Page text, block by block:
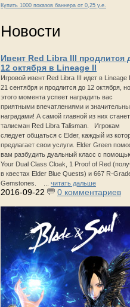
Купить 1000 показов баннера от 0,25 у.е.
Новости
Ивент Red Libra III продлится
12 октября в Lineage II
Игровой ивент Red Libra III идет в Lineage
21 сентября и продлится до 12 октября,
этого момента успеет наградить вас
приятными впечатлениями и
наградами! А самой главной из них станет
талисман Red Libra Talisman. Игрокам
следует общаться с Elder, каждый из
предлагает свои услуги. Elder Green
вам разбудить дуальный класс с
Your Dual Class Cloak, 1 Proof of Red
в квестах Elder Blue Quests) и 667 R-
Gemstones. ... читать дальше
2016-09-22 0 комментариев